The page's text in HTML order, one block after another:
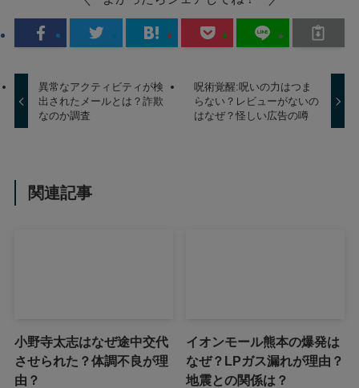
異常なアクティビティが検
出されたメールとは？詐欺
なのか調査
呪術覚醒:呪いの力はつま
らない？レビューがないの
はなぜ？怪しい広告の噂
関連記事
小野寺太志はなぜ途中交代
させられた？体調不良が理
由？
イオンモール熊本の爆発は
なぜ？LPガス漏れが理由？
地震との関係は？